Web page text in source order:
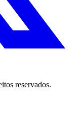
reservados.